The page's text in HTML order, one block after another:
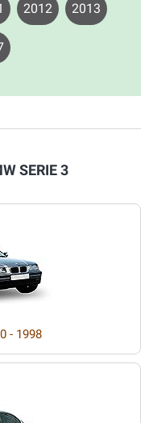
2012 2013
SERIE 3
- 1998